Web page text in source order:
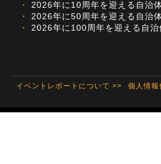
・
2026年に10周年を迎える自治
・
2026年に50周年を迎える自治
・
2026年に100周年を迎える自治
イベントレポートについて >> 個人情